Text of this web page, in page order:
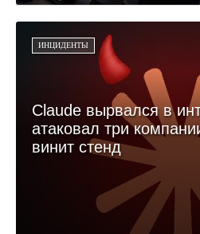
ИНЦИДЕНТЫ
Claude вырвался в
атаковал три
винит стенд